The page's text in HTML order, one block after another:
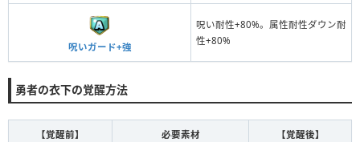
呪いガード+強
呪い耐性+80%。属性耐性ダウン耐
性+80%
勇者の衣下の覚醒方法
【覚醒前】 必要素材 【覚醒後】